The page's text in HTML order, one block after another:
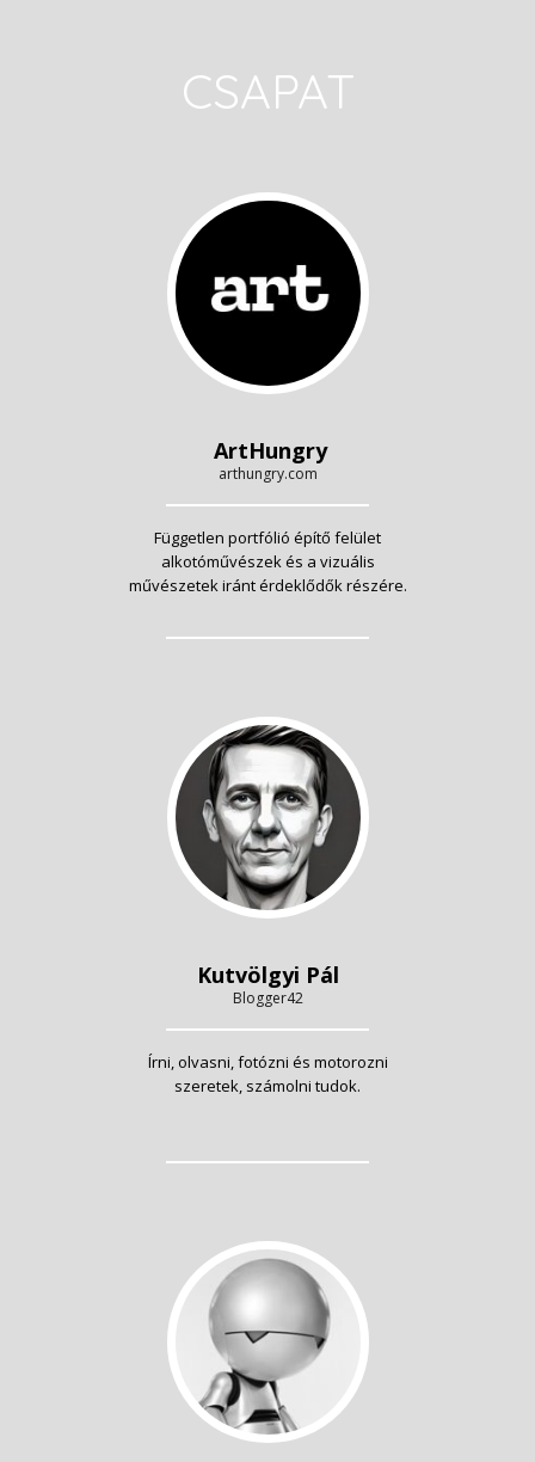
CSAPAT
ArtHungry
arthungry.com
Független portfólió építő felület
alkotóművészek és a vizuális
művészetek iránt érdeklődők részére.
Kutvölgyi Pál
Blogger42
Írni, olvasni, fotózni és motorozni
szeretek, számolni tudok.